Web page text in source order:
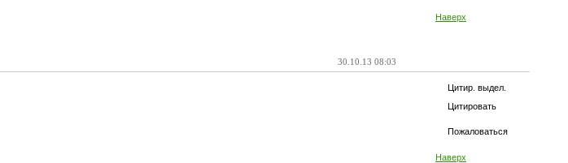
Наверх
30.10.13 08:03
Цитир. выдел.
Цитировать
Пожаловаться
Наверх